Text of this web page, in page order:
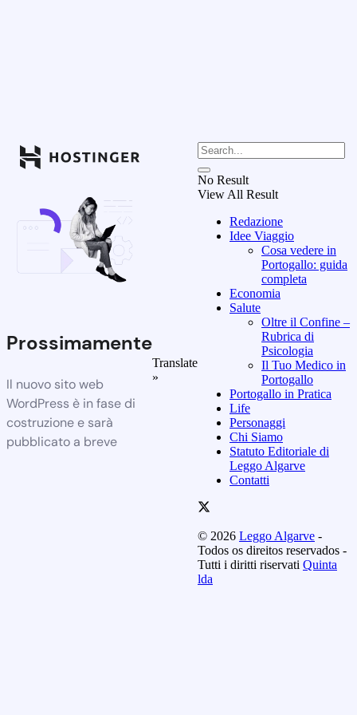
Prossimamente
Il nuovo sito web
WordPress è in fase di
costruzione e sarà
pubblicato a breve
Translate
»
No Result
View All Result
Redazione
Idee Viaggio
Cosa vedere in
Portogallo: guida
completa
Economia
Salute
Oltre il Confine –
Rubrica di
Psicologia
Il Tuo Medico in
Portogallo
Portogallo in Pratica
Life
Personaggi
Chi Siamo
Statuto Editoriale di
Leggo Algarve
Contatti
© 2026 Leggo Algarve -
Todos os direitos reservados -
Tutti i diritti riservati Quinta
lda